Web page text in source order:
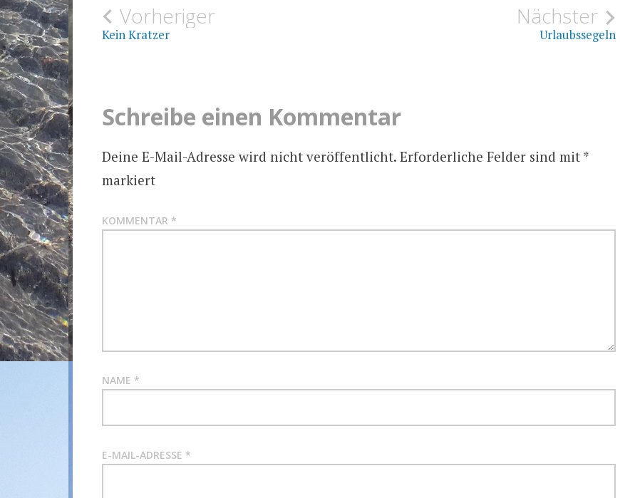
Beitragsnavigation
Vorheriger
Kein Kratzer
Nächster
Urlaubssegeln
Schreibe einen Kommentar
Deine E-Mail-Adresse wird nicht veröffentlicht. Erforderliche Felder sind mit *
markiert
KOMMENTAR *
NAME *
E-MAIL-ADRESSE *